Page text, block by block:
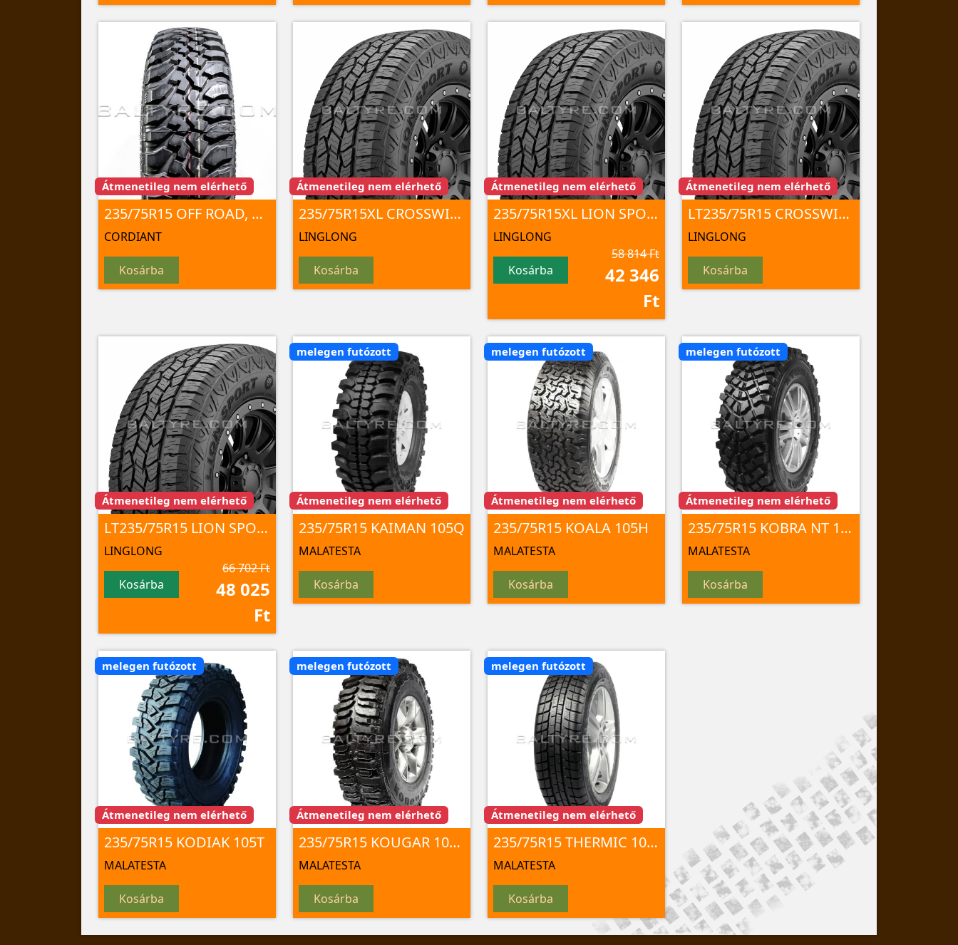
Átmenetileg nem elérhető
235/75R15 OFF ROAD, OS-501 109Q TL
CORDIANT
Kosárba
Átmenetileg nem elérhető
235/75R15XL CROSSWIND A/T100 109 T
LINGLONG
Kosárba
Átmenetileg nem elérhető
235/75R15XL LION SPORT A/T100 109 T TL
LINGLONG
Kosárba
58 814 Ft
42 346
Ft
Átmenetileg nem elérhető
LT235/75R15 CROSSWIND A/T100 104/101 S
LINGLONG
Kosárba
Átmenetileg nem elérhető
LT235/75R15 LION SPORT A/T100 104/101 S 6PR TL
LINGLONG
Kosárba
66 702 Ft
48 025
Ft
melegen futózott
Átmenetileg nem elérhető
235/75R15 KAIMAN 105Q
MALATESTA
Kosárba
melegen futózott
Átmenetileg nem elérhető
235/75R15 KOALA 105H
MALATESTA
Kosárba
melegen futózott
Átmenetileg nem elérhető
235/75R15 KOBRA NT 105S
MALATESTA
Kosárba
melegen futózott
Átmenetileg nem elérhető
235/75R15 KODIAK 105T
MALATESTA
Kosárba
melegen futózott
Átmenetileg nem elérhető
235/75R15 KOUGAR 105Q
MALATESTA
Kosárba
melegen futózott
Átmenetileg nem elérhető
235/75R15 THERMIC 105H
MALATESTA
Kosárba